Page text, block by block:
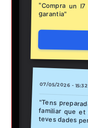
"Compra un
garantia"
07/05/2026 - 15:32
"Tens
familiar que
teves dades